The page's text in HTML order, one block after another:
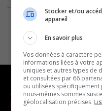
NOUVELLES
Stocker et/ou
appareil
En savoir plus
Vos données à caractère
informations liées à votre
uniques et autres types de
et consultées par 66
ou utilisées
nous-mêmes sommes
géolocalisation précises.